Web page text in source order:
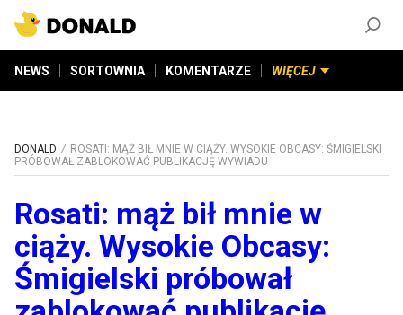
NEWS SORTOWNIA KOMENTARZE WIĘCEJ
DONALD
ROSATI: MĄŻ BIŁ MNIE W CIĄŻY. WYSOKIE OBCASY: ŚMIGIELSKI
PRÓBOWAŁ ZABLOKOWAĆ PUBLIKACJĘ WYWIADU
Rosati: mąż bił mnie w
ciąży. Wysokie Obcasy:
Śmigielski próbował